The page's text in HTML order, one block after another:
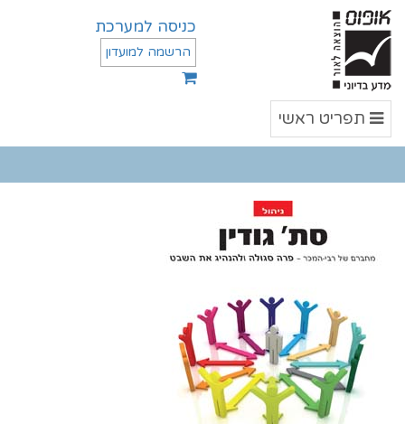
כניסה למערכת
הרשמה למועדון
תפריט
ראשי
תפריט ראשי